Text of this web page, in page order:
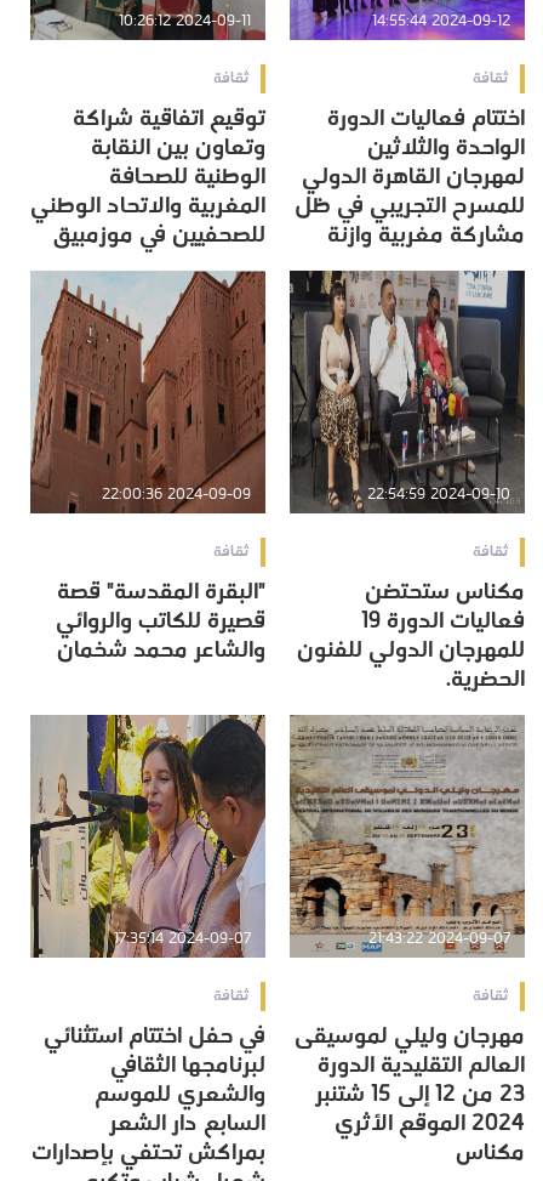
2024-09-12 14:55:44
ثقافة
اختتام فعاليات الدورة
الواحدة والثلاثين
لمهرجان القاهرة الدولي
للمسرح التجريبي في ظل
مشاركة مغربية وازنة
2024-09-11 10:26:12
ثقافة
توقيع اتفاقية شراكة
وتعاون بين النقابة
الوطنية للصحافة
المغربية والاتحاد الوطني
للصحفيين في موزمبيق
2024-09-10 22:54:59
ثقافة
مكناس ستحتضن
فعاليات الدورة 19
للمهرجان الدولي للفنون
الحضرية.
2024-09-09 22:00:36
ثقافة
"البقرة المقدسة" قصة
قصيرة للكاتب والروائي
والشاعر محمد شخمان
2024-09-07 21:43:22
ثقافة
مهرجان وليلي لموسيقى
العالم التقليدية الدورة
23 من 12 إلى 15 شتنبر
2024 الموقع الأثري
مكناس
2024-09-07 17:35:14
ثقافة
في حفل اختتام استثنائي
لبرنامجها الثقافي
والشعري للموسم
السابع دار الشعر
بمراكش تحتفي بإصدارات